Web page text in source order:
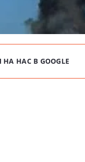
НАС В GOOGLE